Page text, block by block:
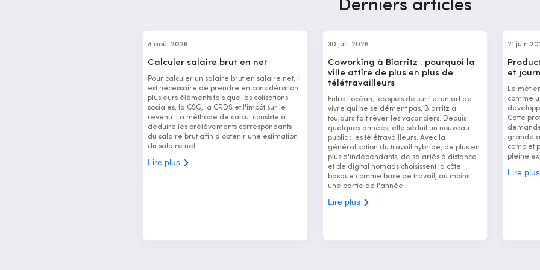
Derniers articles
8 août 2026
Calculer salaire brut en net
Pour calculer un salaire brut en salaire net, il
est nécessaire de prendre en considération
plusieurs éléments tels que les cotisations
sociales, la CSG, la CRDS et l'impôt sur le
revenu. La méthode de calcul consiste à
déduire les prélèvements correspondants
du salaire brut afin d'obtenir une estimation
du salaire net.
Lire plus
30 juil. 2026
Coworking à Biarritz : pourquoi la
ville attire de plus en plus de
télétravailleurs
Entre l'océan, les spots de surf et un art de
vivre qui ne se dément pas, Biarritz a
toujours fait rêver les vacanciers. Depuis
quelques années, elle séduit un nouveau
public : les télétravailleurs. Avec la
généralisation du travail hybride, de plus en
plus d'indépendants, de salariés à distance
et de digital nomads choisissent la côte
basque comme base de travail, au moins
une partie de l'année.
Lire plus
21 juin
et
Le
comme
Cette
grande
complet
pleine
Lire